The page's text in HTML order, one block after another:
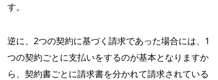
す。
逆に、2つの契約に基づく請求であった場合には、1
つの契約ごとに支払いをするのが基本となりますか
ら、契約書ごとに請求書を分かれて請求されている